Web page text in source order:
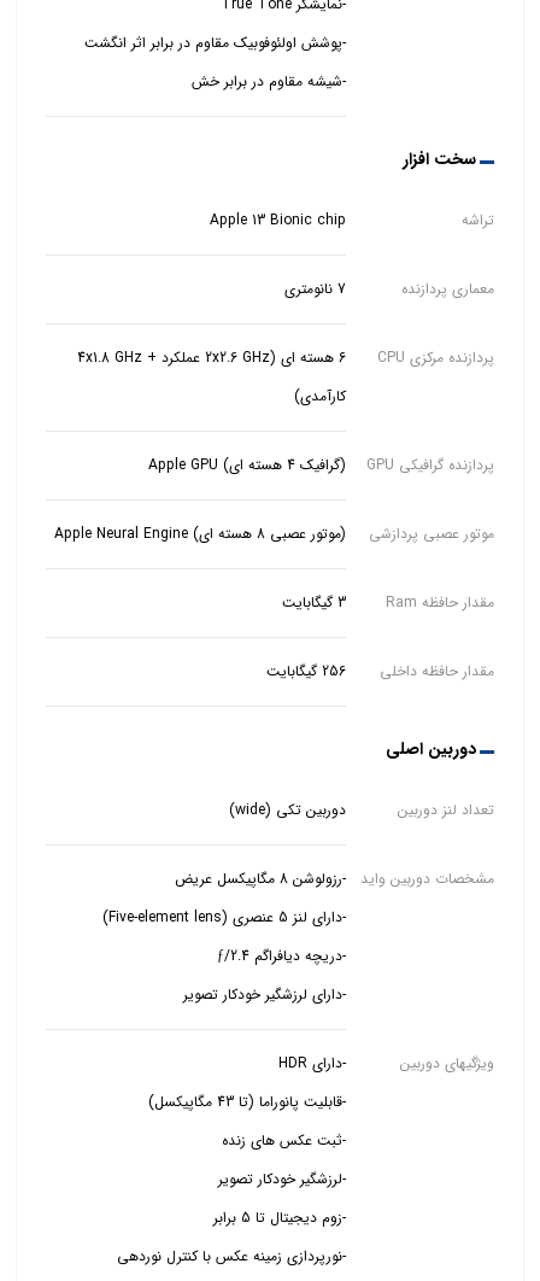
-پوشش اولئوفوبیک مقاوم در برابر اثر انگشت
-شیشه مقاوم در برابر خش
سخت افزار
تراشه Apple 13 Bionic chip
معماری پردازنده 7 نانومتری
پردازنده مرکزی CPU
6 هسته ای (2x2.6 GHz عملکرد + 4x1.8 GHz
کارآمدی)
پردازنده گرافیکی GPU (گرافیک 4 هسته ای) Apple GPU
موتور عصبی پردازشی (موتور عصبی 8 هسته ای) Apple Neural Engine
مقدار حافظه Ram 3 گیگابایت
مقدار حافظه داخلی 256 گیگابایت
دوربین اصلی
تعداد لنز دوربین دوربین تکی (wide)
مشخصات دوربین واید
-رزولوشن 8 مگاپیکسل عریض
-دارای لنز 5 عنصری (Five‑element lens)
-دارای لرزشگیر خودکار تصویر
ویژگیهای دوربین
-دارای HDR
-قابلیت پانوراما (تا 43 مگاپیکسل)
-لرزشگیر خودکار تصویر
-زوم دیجیتال تا 5 برابر